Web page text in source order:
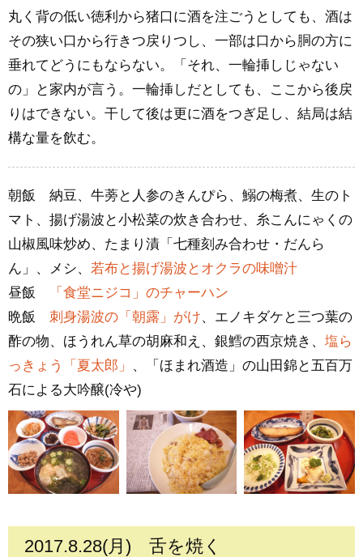
丸く背の低い徳利から猪口に酒を注ごうとしても、酒は
その狭い口から行きつ戻りつし、一部は口から胴の方に
垂れてどうにもならない。「それ、一輪挿しじゃない
の」と家内が言う。一輪挿しだとしても、ここから後戻
りはできない。干して後は更に酒をつぎ足し、結局は結
構な量を飲む。
朝飯 納豆、牛蒡と人参のきんぴら、鰯の梅煮、生のト
マト、揚げ湯波と小松菜の炊き合わせ、糸こんにゃくの
山椒風味炒め、たまり漬「七種刻み合わせ・だんら
ん」、メシ、 若布と揚げ湯波とオクラの味噌汁
昼飯
「食堂ニジコ」のチャーハン
晩飯 刺身湯波の「朝露」がけ、エノキダケと三つ葉の
酢の物、ほうれん草の胡麻和え、銀鱈の西京焼き、 塩ら
っきょう「夏太郎」
、「ほまれ酒造」の山田錦と五百万
石による大吟醸(冷や)
2017.8.28(月) 舌を焼く